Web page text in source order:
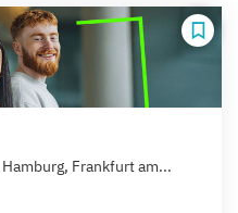
Frankfurt am...